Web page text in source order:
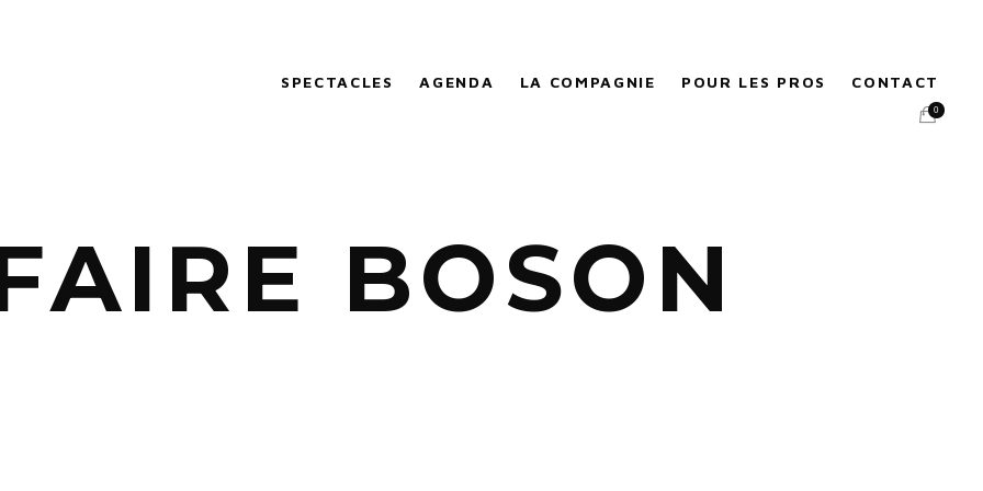
SPECTACLES AGENDA LA COMPAGNIE POUR LES PROS CONTACT
0
BOSON